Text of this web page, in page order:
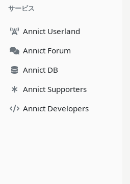
サービス
Annict Userland
Annict Forum
Annict DB
Annict Supporters
Annict Developers